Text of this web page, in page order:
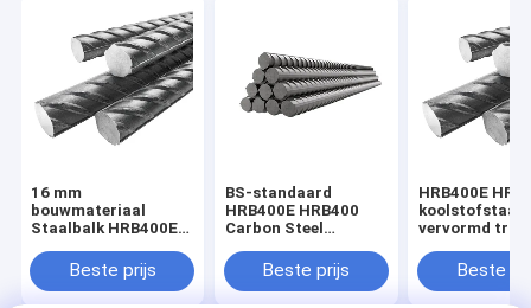
16 mm
bouwmateriaal
Staalbalk HRB400E
Koolstofstaal
Vervormde balken
Beste prijs
BS-standaard
HRB400E HRB400
Carbon Steel
van 12 mm voor
gebouwconstructie
Beste prijs
HRB400E
koolstofstaal
vervormd
Beste